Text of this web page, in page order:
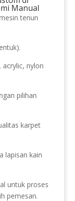
Manual
tenun
nylon
pilihan
karpet
lapisan kain
untuk proses
pemesan.